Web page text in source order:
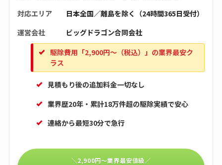
対応エリア
日本全国／離島を除く（24時間365日受付）
運営会社
ビッグドラゴン合同会社
駆除費用「2,900円〜（税込）」の業界最安ク
ラス
見積もり後の追加料金一切なし
業界歴20年・累計18万件超の駆除実績で安心
連絡から最短30分で急行
＼2,900円〜業界最安値級／